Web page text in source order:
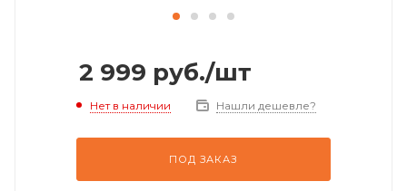
2 999 руб./шт
Нет в наличии Нашли дешевле?
ПОД ЗАКАЗ